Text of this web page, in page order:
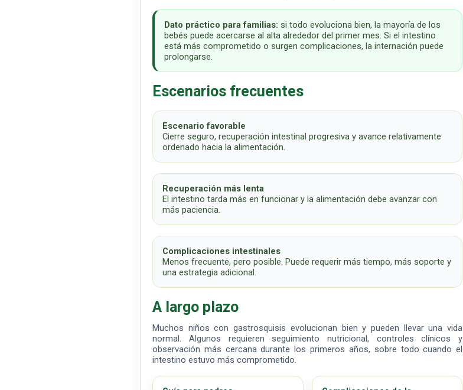
Dato práctico para familias: si todo evoluciona bien, la mayoría de los
bebés puede acercarse al alta alrededor del primer mes. Si el intestino
está más comprometido o surgen complicaciones, la internación puede
prolongarse.
Escenarios frecuentes
Escenario favorable
Cierre seguro, recuperación intestinal progresiva y avance relativamente
ordenado hacia la alimentación.
Recuperación más lenta
El intestino tarda más en funcionar y la alimentación debe avanzar con
más paciencia.
Complicaciones intestinales
Menos frecuente, pero posible. Puede requerir más tiempo, más soporte y
una estrategia adicional.
A largo plazo
Muchos niños con gastrosquisis evolucionan bien y pueden llevar una vida
normal. Algunos requieren seguimiento nutricional, controles clínicos y
observación más cercana durante los primeros años, sobre todo cuando el
intestino estuvo más comprometido.